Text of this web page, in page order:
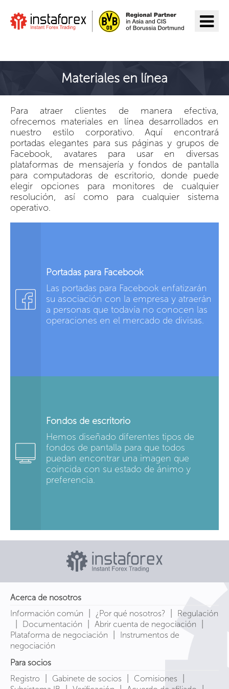
Materiales en línea
Para atraer clientes de manera efectiva,
ofrecemos materiales en línea desarrollados en
nuestro estilo corporativo. Aquí encontrará
portadas elegantes para sus páginas y grupos de
Facebook, avatares para usar en diversas
plataformas de mensajería y fondos de pantalla
para computadoras de escritorio, donde puede
elegir opciones para monitores de cualquier
resolución, así como para cualquier sistema
operativo.
Portadas para Facebook
Las portadas para Facebook enfatizarán
su asociación con la empresa y atraerán
a personas que todavía no conocen las
operaciones en el mercado de divisas.
Fondos de escritorio
Hemos diseñado diferentes tipos de
fondos de pantalla para que todos
puedan encontrar una imagen que
coincida con su estado de ánimo y
preferencia.
Acerca de nosotros
Información común
| ¿Por qué nosotros? | Regulación
| Documentación | Abrir cuenta de negociación |
Plataforma de negociación |
Instrumentos de
negociación
Para socios
Registro
| Gabinete de socios | Comisiones |